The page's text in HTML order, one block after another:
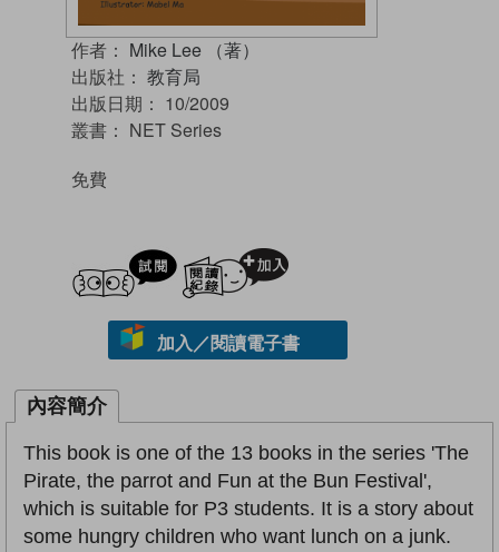
作者： Mike Lee （著）
出版社： 教育局
出版日期： 10/2009
叢書： NET Series
免費
試閲
加入／閱讀電子書
內容簡介
This book is one of the 13 books in the series 'The
Pirate, the parrot and Fun at the Bun Festival',
which is suitable for P3 students. It is a story about
some hungry children who want lunch on a junk.